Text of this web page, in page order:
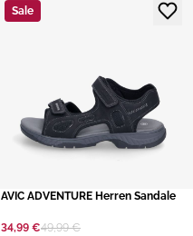
Sale
AVIC ADVENTURE Herren Sandale
34,99 €49,99 €